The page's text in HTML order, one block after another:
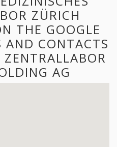
ZÜRICH
THE GOOGLE
AND CONTACTS
AG